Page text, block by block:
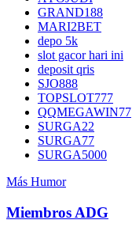
GRAND188
MARI2BET
depo 5k
slot gacor hari ini
deposit qris
SJO888
TOPSLOT777
QQMEGAWIN77
SURGA22
SURGA77
SURGA5000
Más Humor
Miembros ADG